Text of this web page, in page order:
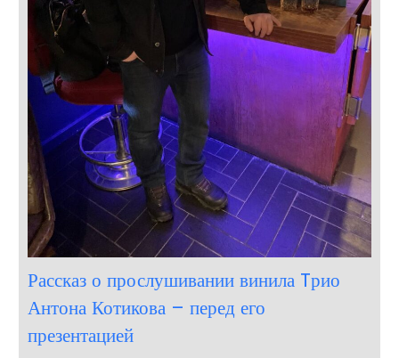
Рассказ о прослушивании винила Tрио
Антона Котикова – перед его
презентацией